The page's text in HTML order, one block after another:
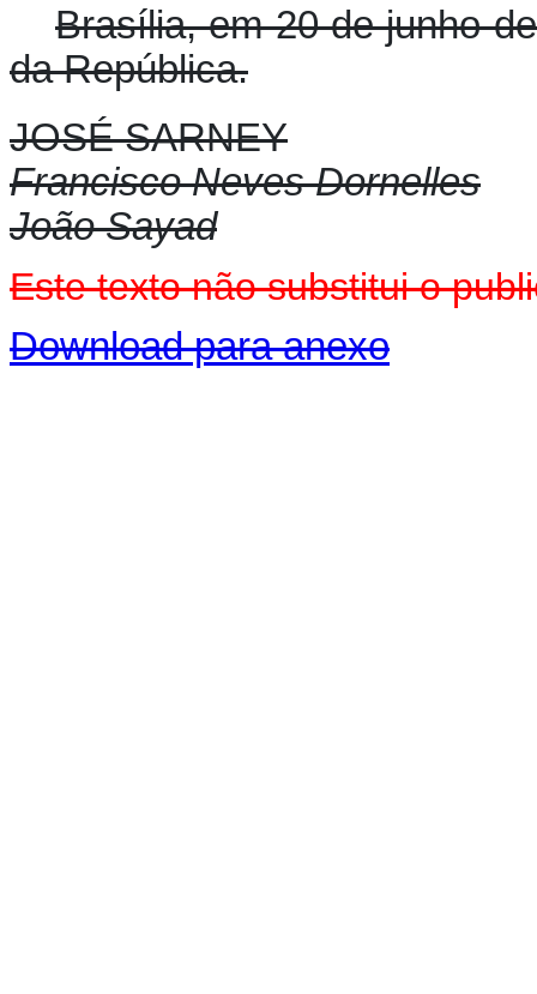
Brasília, em 20 de junho
da República.
JOSÉ SARNEY
Francisco Neves Dornelles
João Sayad
Este texto não substitui o
Download para anexo